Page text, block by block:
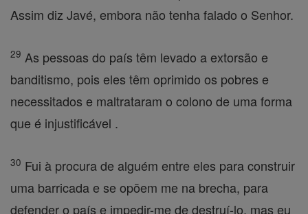
Assim diz Javé, embora não tenha falado o Senhor.
29 As pessoas do país têm levado a extorsão e
banditismo, pois eles têm oprimido os pobres e
necessitados e maltrataram o colono de uma forma
que é injustificável .
30 Fui à procura de alguém entre eles para construir
uma barricada e se opõem me na brecha, para
defender o país e impedir-me de destruí-lo, mas eu